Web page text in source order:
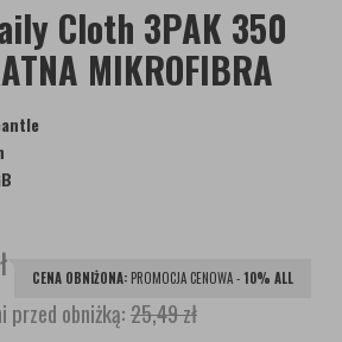
Cloth 3PAK 350
MIKROFIBRA
CENA OBNIŻONA: PROMOCJA CENOWA -10% ALL
przed obniżką:25,49 zł